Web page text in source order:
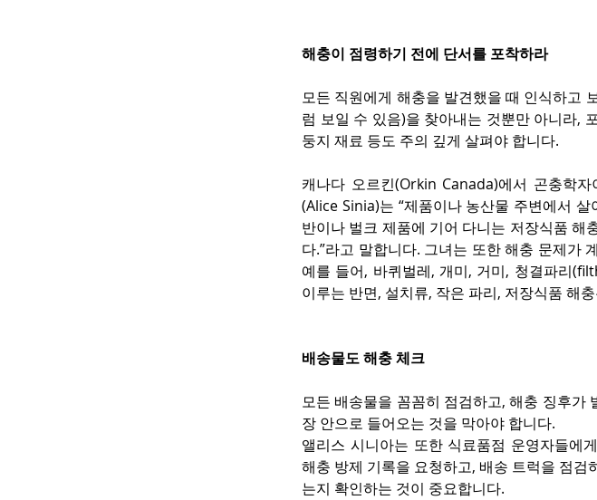
해충이 점령하기 전에 단서를 포착하라
모든 직원에게 해충을 발견했을 때 인식하고
럼 보일 수 있음)을 찾아내는 것뿐만 아니라,
둥지 재료 등도 주의 깊게 살펴야 합니다.
캐나다 오르킨(Orkin Canada)에서 곤충학
(Alice Sinia)는 “제품이나 농산물 주변에서
반이나 벌크 제품에 기어 다니는 저장식품 해
다.”라고 말합니다. 그녀는 또한 해충 문제가
예를 들어, 바퀴벌레, 개미, 거미, 청결파리
이루는 반면, 설치류, 작은 파리, 저장식품 해
배송물도 해충 체크
모든 배송물을 꼼꼼히 점검하고, 해충 징후가
장 안으로 들어오는 것을 막아야 합니다.
앨리스 시니아는 또한 식료품점 운영자들에
해충 방제 기록을 요청하고, 배송 트럭을 점
는지 확인하는 것이 중요합니다.